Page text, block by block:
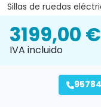
Sillas de ruedas
--Silla eléctrica
--Silla de ruedas
Grúas eléctricas para
3199,00 €
IVA incluido